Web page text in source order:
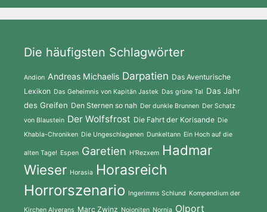
Die häufigsten Schlagwörter
Andion Andreas Michaelis Darpatien Das Aventurische
Lexikon Das Geheimnis von Kapitän Jastek Das grüne Tal Das Jahr
des Greifen Den Sternen so nah Der dunkle Brunnen Der Schatz
von Blaustein Der Wolfsfrost Die Fahrt der Korisande Die
Khabla-Chroniken Die Ungeschlagenen Dunkeltann Ein Hoch auf die
alten Tage! Espen Garetien H'Rezxem Hadmar
Wieser Horasia Horasreich
Horrorszenario Ingerimms Schlund Kompendium der
Kirchen Alverans Marc Zwinz Noioniten Nornja Olport